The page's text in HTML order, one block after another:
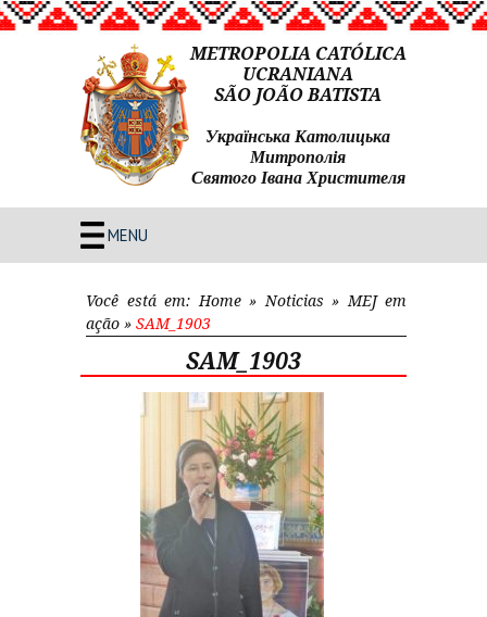
METROPOLIA CATÓLICA
UCRANIANA
SÃO JOÃO BATISTA
Українська Католицька
Митрополія
Святого Івана Христителя
MENU
Você está em: Home» Noticias » MEJ em
ação » SAM_1903
SAM_1903